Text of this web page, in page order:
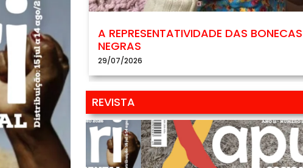
A REPRESENTATIVIDADE DAS BONECAS
NEGRAS
29/07/2026
REVISTA